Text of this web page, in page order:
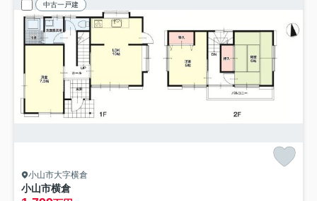
中古一戸建
小山市大字横倉
小山市横倉